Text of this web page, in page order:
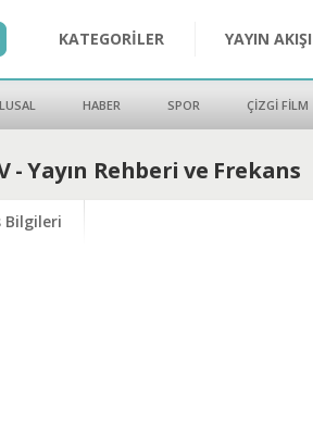
KATEGORİLER YAYIN AKIŞI
HABER SPOR ÇİZGİ FİLM
- Yayın Rehberi ve Frekans
Bilgileri